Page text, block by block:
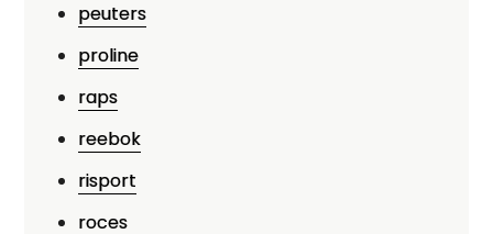
peuters
proline
raps
reebok
risport
roces